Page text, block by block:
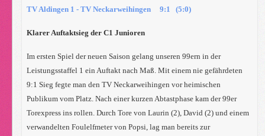
TV Aldingen 1 - TV Neckarweihingen 9:1 (5:0)
Klarer Auftaktsieg der C1 Junioren
Im ersten Spiel der neuen Saison gelang unseren 99ern in der
Leistungsstaffel 1 ein Auftakt nach Maß. Mit einem nie gefährdeten
9:1 Sieg fegte man den TV Neckarweihingen vor heimischen
Publikum vom Platz. Nach einer kurzen Abtastphase kam der 99er
Torexpress ins rollen. Durch Tore von Laurin (2), David (2) und einem
verwandelten Foulelfmeter von Popsi, lag man bereits zur